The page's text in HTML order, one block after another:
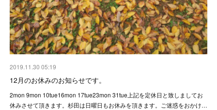
2019.11.30 05:19
12月のお休みのお知らせです。
2mon 9mon 10tue16mon 17tue23mon 31tue上記を定休日と致しましてお
休みさせて頂きます。杉田は日曜日もお休みを頂きます。ご迷惑をおかけ…